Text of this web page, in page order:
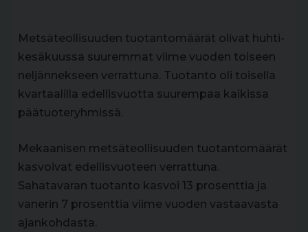
Metsäteollisuuden tuotantomäärät olivat huhti-
kesäkuussa suuremmat viime vuoden toiseen
neljännekseen verrattuna. Tuotanto oli toisella
kvartaalilla edellisvuotta suurempaa kaikissa
päätuoteryhmissä.
Mekaanisen metsäteollisuuden tuotantomäärät
kasvoivat edellisvuoteen verrattuna.
Sahatavaran tuotanto kasvoi 13 prosenttia ja
vanerin 7 prosenttia viime vuoden vastaavasta
ajankohdasta.